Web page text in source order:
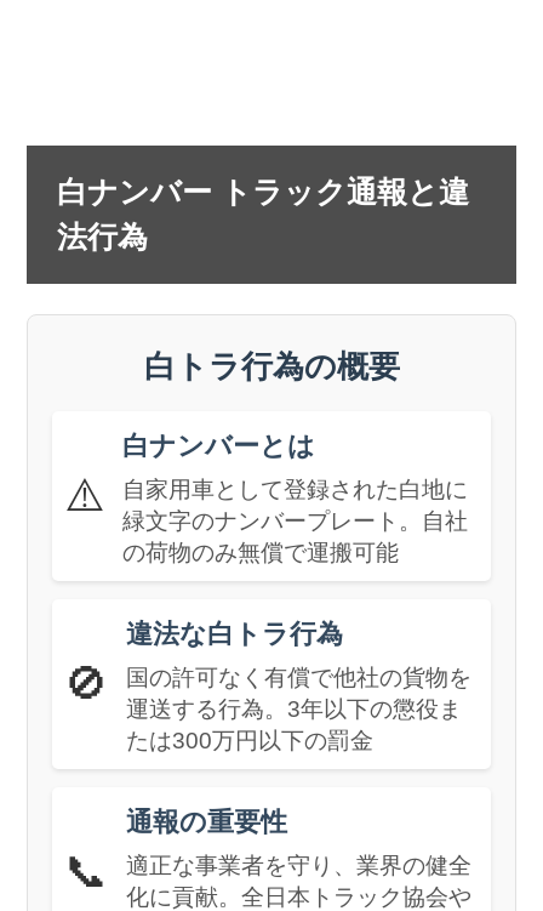
白ナンバー トラック通報と違
法行為
白トラ行為の概要
⚠️
白ナンバーとは
自家用車として登録された白地に
緑文字のナンバープレート。自社
の荷物のみ無償で運搬可能
🚫
違法な白トラ行為
国の許可なく有償で他社の貨物を
運送する行為。3年以下の懲役ま
たは300万円以下の罰金
📞
通報の重要性
適正な事業者を守り、業界の健全
化に貢献。全日本トラック協会や